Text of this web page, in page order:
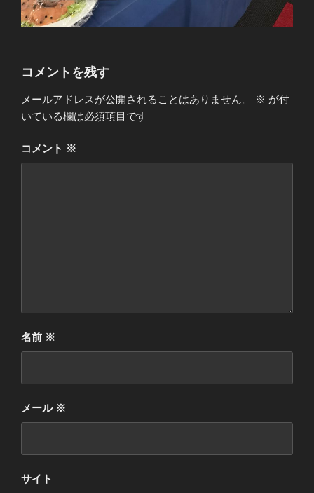
コメントを残す
メールアドレスが公開されることはありません。 ※ が付
いている欄は必須項目です
コメント ※
名前 ※
メール ※
サイト